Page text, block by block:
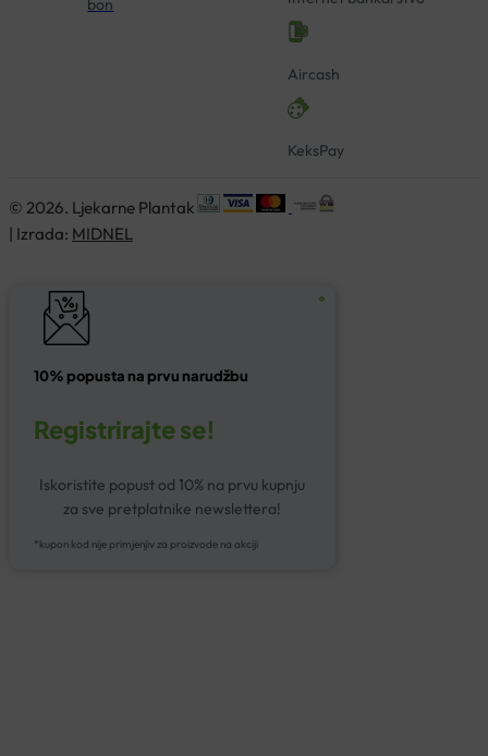
bon
Aircash
KeksPay
© 2026. Ljekarne Plantak
| Izrada: MIDNEL
10% popusta na prvu narudžbu
Registrirajte se!
Iskoristite popust od 10% na prvu kupnju
za sve pretplatnike newslettera!
*kupon kod nije primjenjiv za proizvode na akciji